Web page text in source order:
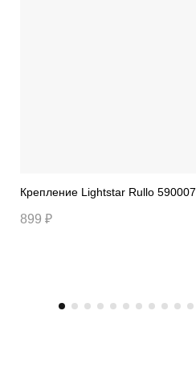
Крепление Lightstar Rullo 590007
899 ₽